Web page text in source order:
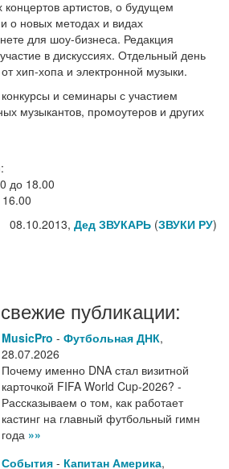
артистов, о будущем
о новых методах и видах
для шоу-бизнеса. Редакция
в дискуссиях. Отдельный день
хип-хопа и электронной музыки.
и семинары с участием
музыкантов, промоутеров и других
до 18.00
08.10.2013, Дед ЗВУКАРЬ (ЗВУКИ РУ)
публикации:
MusicPro - Футбольная ДНК,
28.07.2026
Почему именно DNA стал визитной
карточкой FIFA World Cup-2026? -
Рассказываем о том, как работает
кастинг на главный футбольный гимн
года »»
События - Капитан Америка,